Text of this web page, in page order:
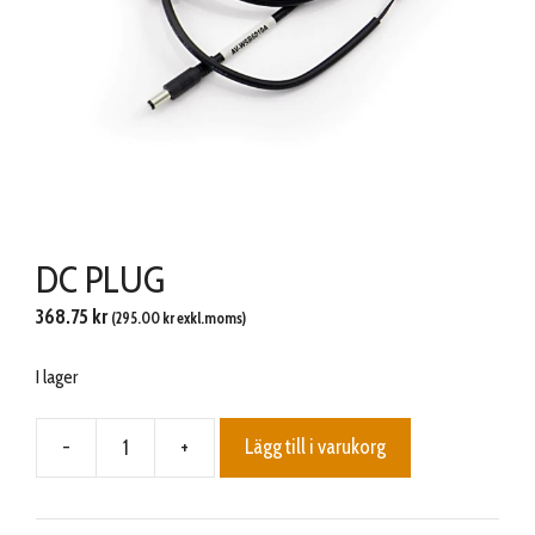
DC PLUG
368.75 kr (295.00 krexkl.moms)
I lager
-
mängd
+ Lägg till i varukorg